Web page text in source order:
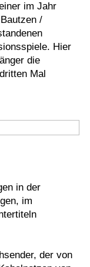
im Jahr
/
Hier
die
Mal
in der
im
der von